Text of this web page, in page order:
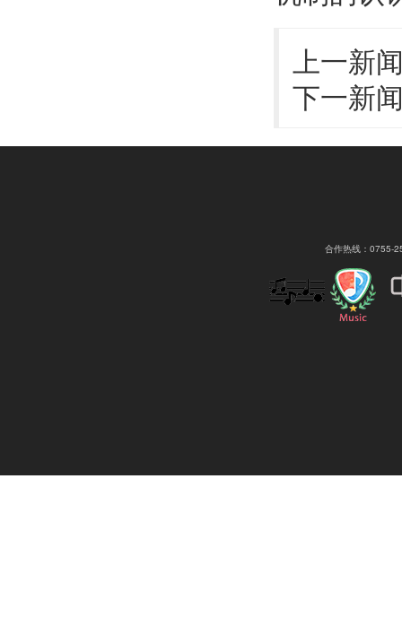
上一新
下一新
合作热线：0755-